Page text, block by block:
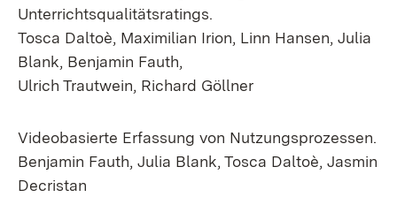
Unterrichtsqualitätsratings.
Tosca Daltoè, Maximilian Irion, Linn Hansen, Julia
Blank, Benjamin Fauth,
Ulrich Trautwein, Richard Göllner
Videobasierte Erfassung von Nutzungsprozessen.
Benjamin Fauth, Julia Blank, Tosca Daltoè, Jasmin
Decristan